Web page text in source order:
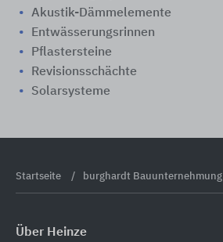
Akustik-Dämmelemente
Entwässerungsrinnen
Pflastersteine
Revisionsschächte
Solarsysteme
Startseite burghardt Bauunternehmung
Über Heinze